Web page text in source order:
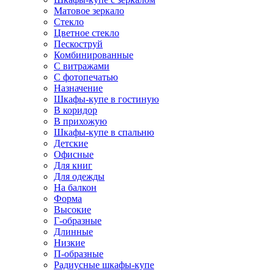
Матовое зеркало
Стекло
Цветное стекло
Пескоструй
Комбинированные
С витражами
С фотопечатью
Назначение
Шкафы-купе в гостиную
В коридор
В прихожую
Шкафы-купе в спальню
Детские
Офисные
Для книг
Для одежды
На балкон
Форма
Высокие
Г-образные
Длинные
Низкие
П-образные
Радиусные шкафы-купе